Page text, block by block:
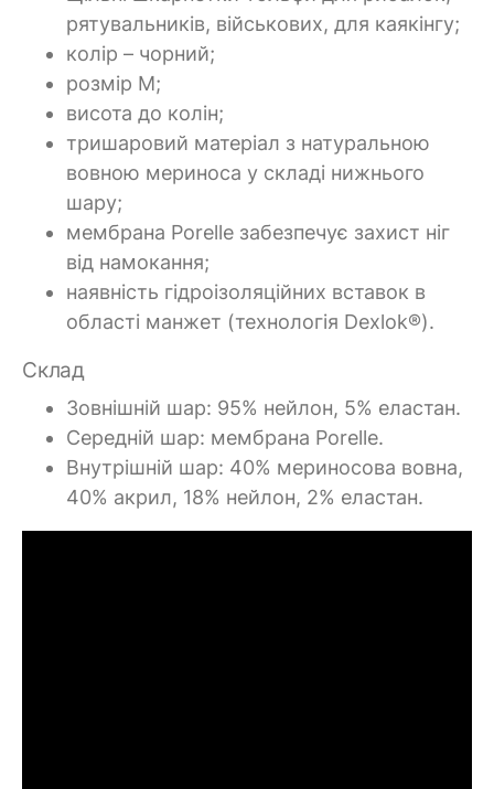
рятувальників, військових, для каякінгу;
колір – чорний;
розмір M;
висота до колін;
тришаровий матеріал з натуральною
вовною мериноса у складі нижнього
шару;
мембрана Porelle забезпечує захист ніг
від намокання;
наявність гідроізоляційних вставок в
області манжет (технологія Dexlok®).
Склад
Зовнішній шар: 95% нейлон, 5% еластан.
Середній шар: мембрана Porelle.
Внутрішній шар: 40% мериносова вовна,
40% акрил, 18% нейлон, 2% еластан.